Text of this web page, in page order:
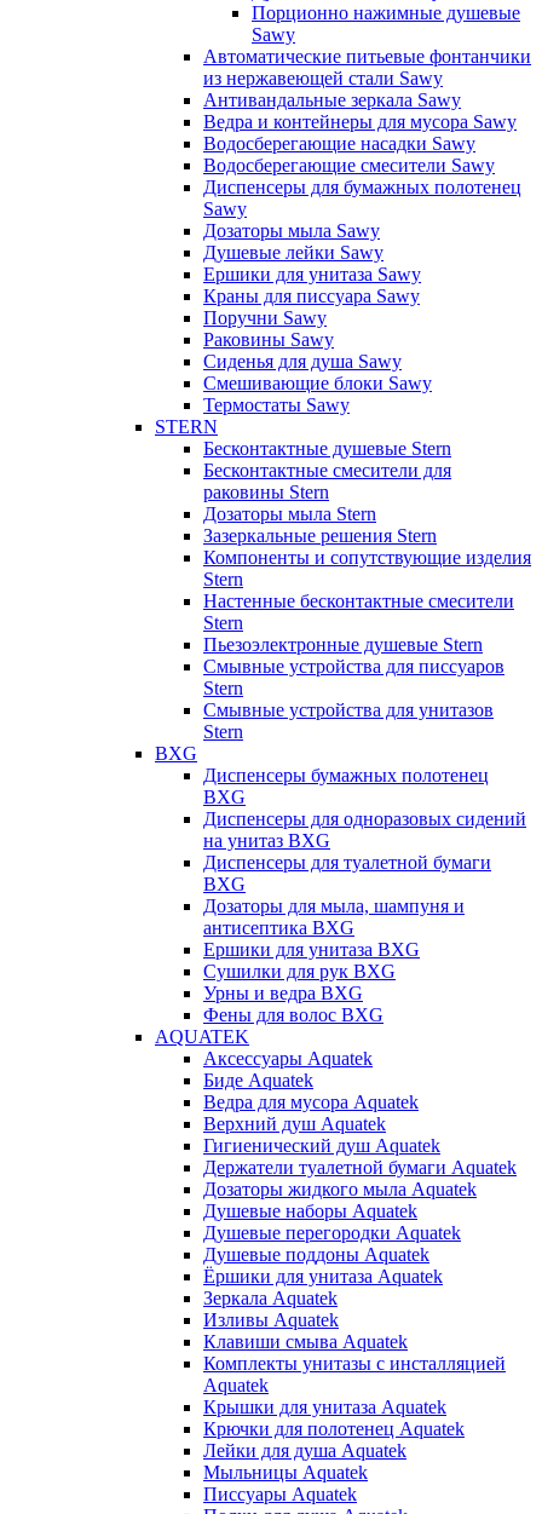
Порционно нажимные душевые
Sawy
Автоматические питьевые фонтанчики
из нержавеющей стали Sawy
Антивандальные зеркала Sawy
Ведра и контейнеры для мусора Sawy
Водосберегающие насадки Sawy
Водосберегающие смесители Sawy
Диспенсеры для бумажных полотенец
Sawy
Дозаторы мыла Sawy
Душевые лейки Sawy
Ершики для унитаза Sawy
Краны для писсуара Sawy
Поручни Sawy
Раковины Sawy
Сиденья для душа Sawy
Смешивающие блоки Sawy
Термостаты Sawy
STERN
Бесконтактные душевые Stern
Бесконтактные смесители для
раковины Stern
Дозаторы мыла Stern
Зазеркальные решения Stern
Компоненты и сопутствующие изделия
Stern
Настенные бесконтактные смесители
Stern
Пьезоэлектронные душевые Stern
Смывные устройства для писсуаров
Stern
Смывные устройства для унитазов
Stern
BXG
Диспенсеры бумажных полотенец
BXG
Диспенсеры для одноразовых сидений
на унитаз BXG
Диспенсеры для туалетной бумаги
BXG
Дозаторы для мыла, шампуня и
антисептика BXG
Ершики для унитаза BXG
Сушилки для рук BXG
Урны и ведра BXG
Фены для волос BXG
AQUATEK
Аксессуары Aquatek
Биде Aquatek
Ведра для мусора Aquatek
Верхний душ Aquatek
Гигиенический душ Aquatek
Держатели туалетной бумаги Aquatek
Дозаторы жидкого мыла Aquatek
Душевые наборы Aquatek
Душевые перегородки Aquatek
Душевые поддоны Aquatek
Ёршики для унитаза Aquatek
Зеркала Aquatek
Изливы Aquatek
Клавиши смыва Aquatek
Комплекты унитазы с инсталляцией
Aquatek
Крышки для унитаза Aquatek
Крючки для полотенец Aquatek
Лейки для душа Aquatek
Мыльницы Aquatek
Писсуары Aquatek